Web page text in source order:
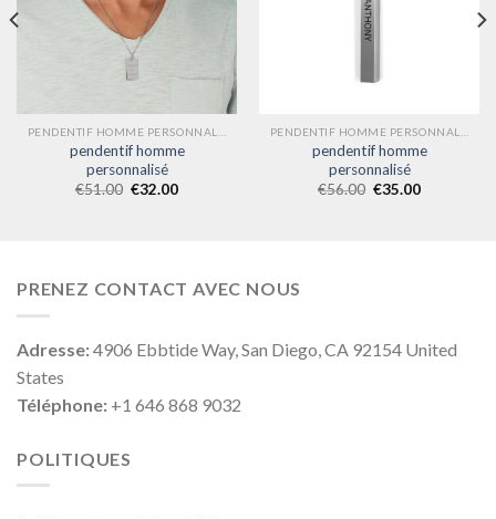
pendentif homme
personnalisé
€51.00 €32.00
pendentif homme
personnalisé
€56.00 €35.00
PRENEZ CONTACT AVEC NOUS
Adresse:4906 Ebbtide Way, San Diego, CA 92154 United
States
Téléphone: +1 646 868 9032
POLITIQUES